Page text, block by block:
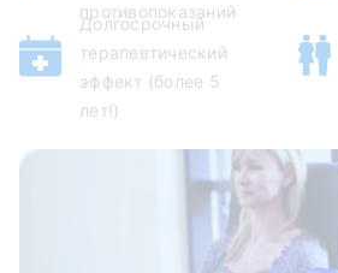
противопоказаний
Долгосрочный
терапевтический
эффект (более 5
лет!)